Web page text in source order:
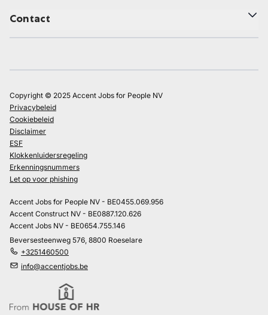
Contact
Copyright © 2025 Accent Jobs for People NV
Privacybeleid
Cookiebeleid
Disclaimer
ESF
Klokkenluidersregeling
Erkenningsnummers
Let op voor phishing
Accent Jobs for People NV - BE0455.069.956
Accent Construct NV - BE0887.120.626
Accent Jobs NV - BE0654.755.146
Beversesteenweg 576, 8800 Roeselare
+3251460500
info@accentjobs.be